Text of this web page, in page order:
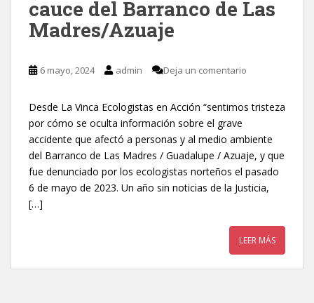
cauce del Barranco de Las
Madres/Azuaje
6 mayo, 2024 admin Deja un comentario
Desde La Vinca Ecologistas en Acción “sentimos tristeza
por cómo se oculta información sobre el grave
accidente que afectó a personas y al medio ambiente
del Barranco de Las Madres / Guadalupe / Azuaje, y que
fue denunciado por los ecologistas norteños el pasado
6 de mayo de 2023. Un año sin noticias de la Justicia,
[…]
LEER MÁS